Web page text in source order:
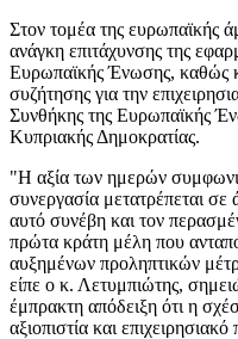
Στον τομέα της ευρωπαϊκής
ανάγκη επιτάχυνσης της
Ευρωπαϊκής Ένωσης, καθώς
συζήτησης για την
Συνθήκης της Ευρωπαϊκής
Κυπριακής Δημοκρατίας.
"Η αξία των ημερών
συνεργασία μετατρέπεται
αυτό συνέβη και τον
πρώτα κράτη μέλη που
αυξημένων προληπτικών
είπε ο κ. Λετυμπιώτης,
έμπρακτη απόδειξη ότι η
αξιοπιστία και